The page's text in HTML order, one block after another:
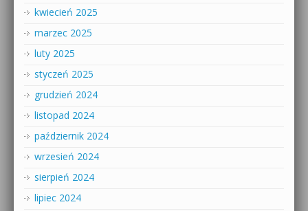
kwiecień 2025
marzec 2025
luty 2025
styczeń 2025
grudzień 2024
listopad 2024
październik 2024
wrzesień 2024
sierpień 2024
lipiec 2024